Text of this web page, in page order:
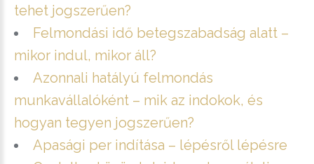
tehet jogszerűen?
Felmondási idő betegszabadság alatt –
mikor indul, mikor áll?
Azonnali hatályú felmondás
munkavállalóként – mik az indokok, és
hogyan tegyen jogszerűen?
Apasági per indítása – lépésről lépésre